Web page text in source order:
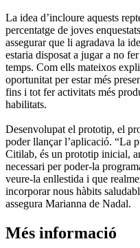
La idea d’incloure aquests
percentatge de joves
assegurar que li agradava la
estaria disposat a jugar a no
temps. Com ells mateixos
oportunitat per estar més
fins i tot fer activitats més
habilitats.
Desenvolupat el prototip, el
poder llançar l’aplicació. “La
Citilab, és un prototip inicial,
necessari per poder-la
veure-la enllestida i que
incorporar nous hàbits
assegura Marianna de Nadal.
Més informació